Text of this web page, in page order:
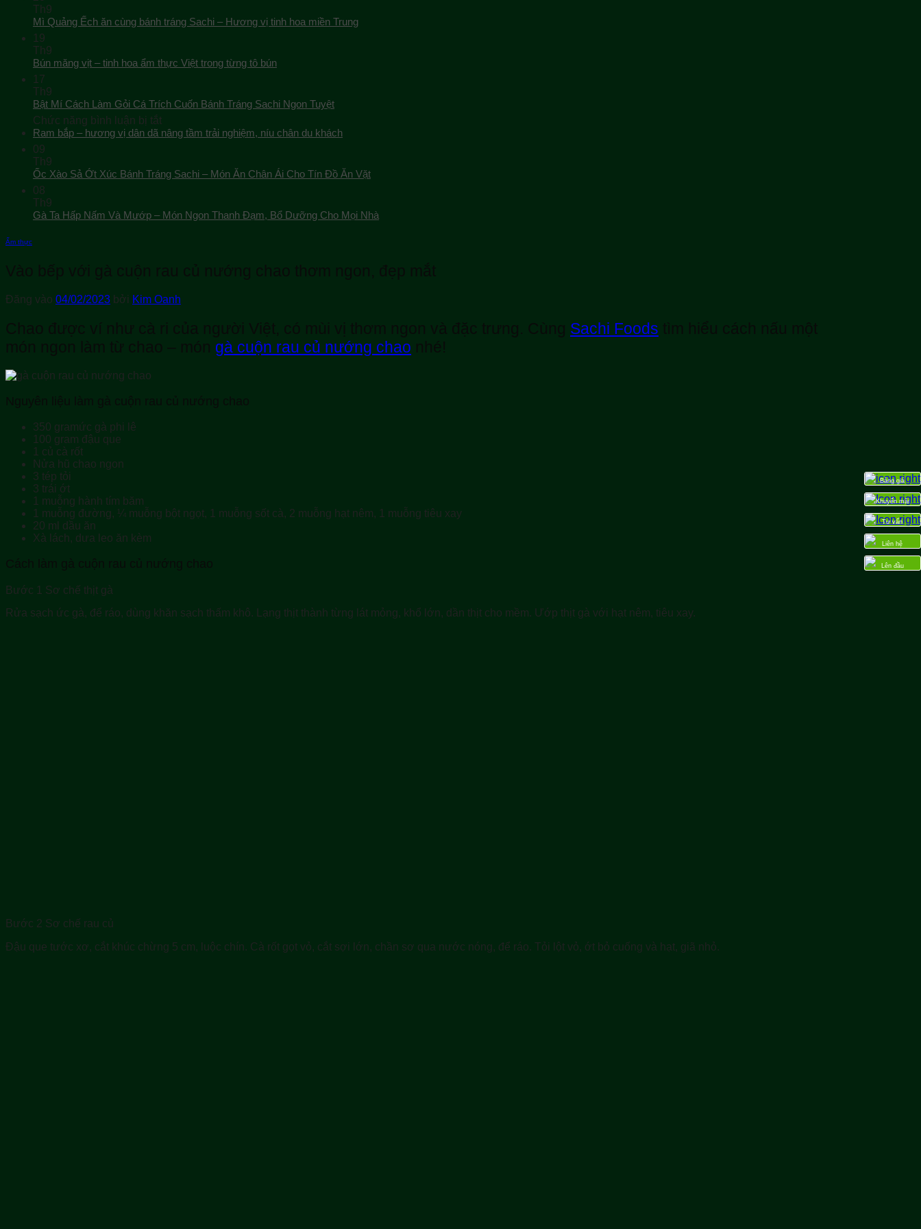
Th9
Mì Quảng Ếch ăn cùng bánh tráng Sachi – Hương vị tinh hoa miền Trung
19
Th9
Bún măng vịt – tinh hoa ẩm thực Việt trong từng tô bún
17
Th9
Bật Mí Cách Làm Gỏi Cá Trích Cuốn Bánh Tráng Sachi Ngon Tuyệt
Chức năng bình luận bị tắtở
Bật
Làm
Gỏi
Cuốn
Ngon
Tuyệt
Ram bắp – hương vị dân dã nâng tầm trải nghiệm, níu chân du khách
09
Th9
Ốc Xào Sả Ớt Xúc Bánh Tráng Sachi – Món Ăn Chân Ái Cho Tín Đồ Ăn Vặt
08
Th9
Gà Ta Hấp Nấm Và Mướp – Món Ngon Thanh Đạm, Bổ Dưỡng Cho Mọi Nhà
Ẩm thực
Vào bếp với gà cuộn rau củ nướng chao thơm ngon, đẹp mắt
Đăng vào 04/02/2023 bởi Kim Oanh
Chao được ví như cà ri của người Việt, có mùi vị thơm ngon và đặc trưng. Cùng Sachi Foods tìm hiểu cách nấu một
món ngon làm từ chao – món gà cuộn rau củ nướng chao nhé!
Nguyên liệu làm gà cuộn rau củ nướng chao
350 gramức gà phi lê
100 gram đậu que
1 củ cà rốt
Nửa hũ chao ngon
3 tép tỏi
3 trái ớt
1 muỗng hành tím băm
1 muỗng đường, ¼ muỗng bột ngọt, 1 muỗng sốt cà, 2 muỗng hạt nêm, 1 muỗng tiêu xay
20 ml dầu ăn
Xà lách, dưa leo ăn kèm
Cách làm gà cuộn rau củ nướng chao
Bước 1 Sơ chế thịt gà
Rửa sạch ức gà, để ráo, dùng khăn sạch thấm khô. Lạng thịt thành từng lát mỏng, khổ lớn, dần thịt cho mềm. Ướp thịt gà với hạt nêm, tiêu xay.
Bước 2 Sơ chế rau củ
Đậu que tước xơ, cắt khúc chừng 5 cm, luộc chín. Cà rốt gọt vỏ, cắt sợi lớn, chần sơ qua nước nóng, để ráo. Tỏi lột vỏ, ớt bỏ cuống và hạt, giã nhỏ.
Bảng giá
Khuyến mãi
Tư vấn
Liên hệ
Lên đầu